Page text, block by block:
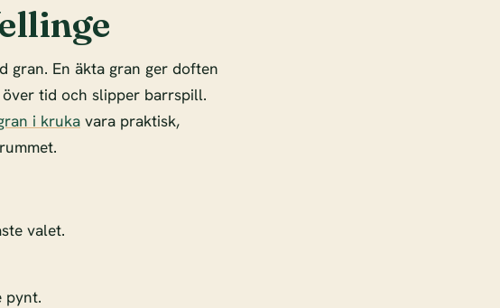
gran. En äkta gran ger doften
tid och slipper barrspill.
i kruka vara praktisk,
valet.
pynt.